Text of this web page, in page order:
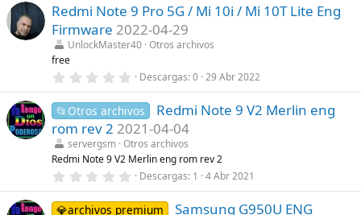
(
s
)
0
e
s
t
l
a
(
s
)
Redmi Note 9 Pro 5G / Mi 10i / Mi 10T Lite Eng
Firmware 2022-04-29
UnlockMaster40 Otros archivos
free
0
0
e
s
t
r
e
l
a
(
Descargas 0 29 Abr 2022
📂Otros archivos
Redmi Note 9 V2 Merlin eng
rom rev 2 2021-04-04
servergsm Otros archivos
Redmi Note 9 V2 Merlin eng rom rev 2
0
0
Descargas 1 4 Abr 2021
💎archivos premium
Samsung G950U ENG